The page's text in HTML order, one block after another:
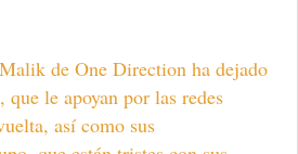
de One Direction ha dejado
que le apoyan por las redes
así como sus